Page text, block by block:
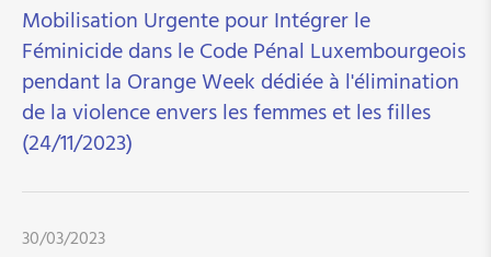
Mobilisation Urgente pour Intégrer le
Féminicide dans le Code Pénal Luxembourgeois
pendant la Orange Week dédiée à l'élimination
de la violence envers les femmes et les filles
(24/11/2023)
30/03/2023